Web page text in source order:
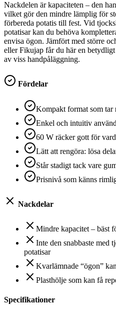
Nackdelen är kapaciteten – den
vilket gör den mindre lämplig för
förbereda potatis till fest. Vid
potatisar kan du behöva
envisa ögon. Jämfört med större
eller Fikujap får du här en
av viss handpåläggning.
Fördelar
Kompakt format som tar
Enkel och intuitiv
60 W räcker gott för
Lätt att rengöra: lösa
Står stadigt tack vare
Prisnivå som känns
Nackdelar
Mindre kapacitet – bäst
Inte den snabbaste med
potatisar
Kvarlämnade “ögon”
Plasthölje som kan få
Specifikationer